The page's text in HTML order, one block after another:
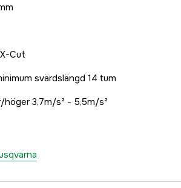
Cut
svärdslängd 14 tum
3,7m/s² - 5,5m/s²